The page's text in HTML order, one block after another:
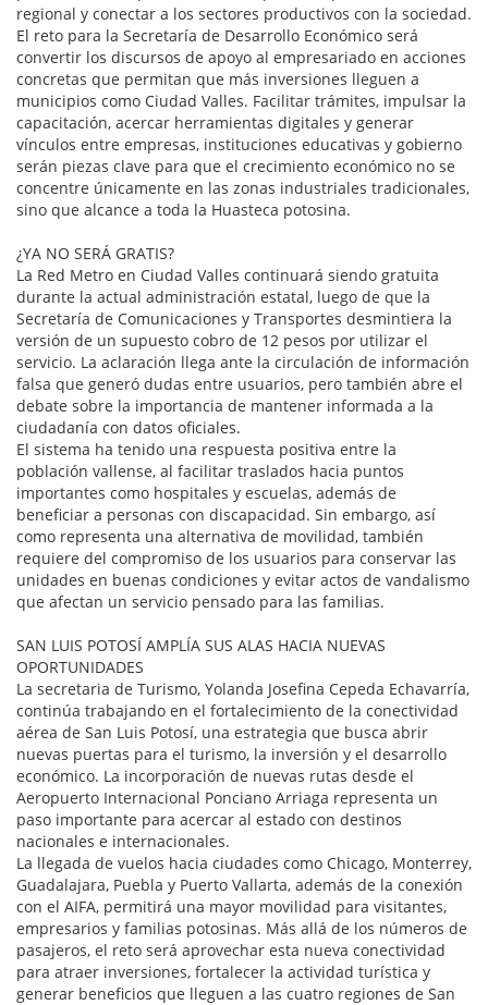
regional y conectar a los sectores productivos con la sociedad.
El reto para la Secretaría de Desarrollo Económico será
convertir los discursos de apoyo al empresariado en acciones
concretas que permitan que más inversiones lleguen a
municipios como Ciudad Valles. Facilitar trámites, impulsar la
capacitación, acercar herramientas digitales y generar
vínculos entre empresas, instituciones educativas y gobierno
serán piezas clave para que el crecimiento económico no se
concentre únicamente en las zonas industriales tradicionales,
sino que alcance a toda la Huasteca potosina.
¿YA NO SERÁ GRATIS?
La Red Metro en Ciudad Valles continuará siendo gratuita
durante la actual administración estatal, luego de que la
Secretaría de Comunicaciones y Transportes desmintiera la
versión de un supuesto cobro de 12 pesos por utilizar el
servicio. La aclaración llega ante la circulación de información
falsa que generó dudas entre usuarios, pero también abre el
debate sobre la importancia de mantener informada a la
ciudadanía con datos oficiales.
El sistema ha tenido una respuesta positiva entre la
población vallense, al facilitar traslados hacia puntos
importantes como hospitales y escuelas, además de
beneficiar a personas con discapacidad. Sin embargo, así
como representa una alternativa de movilidad, también
requiere del compromiso de los usuarios para conservar las
unidades en buenas condiciones y evitar actos de vandalismo
que afectan un servicio pensado para las familias.
SAN LUIS POTOSÍ AMPLÍA SUS ALAS HACIA NUEVAS
OPORTUNIDADES
La secretaria de Turismo, Yolanda Josefina Cepeda Echavarría,
continúa trabajando en el fortalecimiento de la conectividad
aérea de San Luis Potosí, una estrategia que busca abrir
nuevas puertas para el turismo, la inversión y el desarrollo
económico. La incorporación de nuevas rutas desde el
Aeropuerto Internacional Ponciano Arriaga representa un
paso importante para acercar al estado con destinos
nacionales e internacionales.
La llegada de vuelos hacia ciudades como Chicago, Monterrey,
Guadalajara, Puebla y Puerto Vallarta, además de la conexión
con el AIFA, permitirá una mayor movilidad para visitantes,
empresarios y familias potosinas. Más allá de los números de
pasajeros, el reto será aprovechar esta nueva conectividad
para atraer inversiones, fortalecer la actividad turística y
generar beneficios que lleguen a las cuatro regiones de San